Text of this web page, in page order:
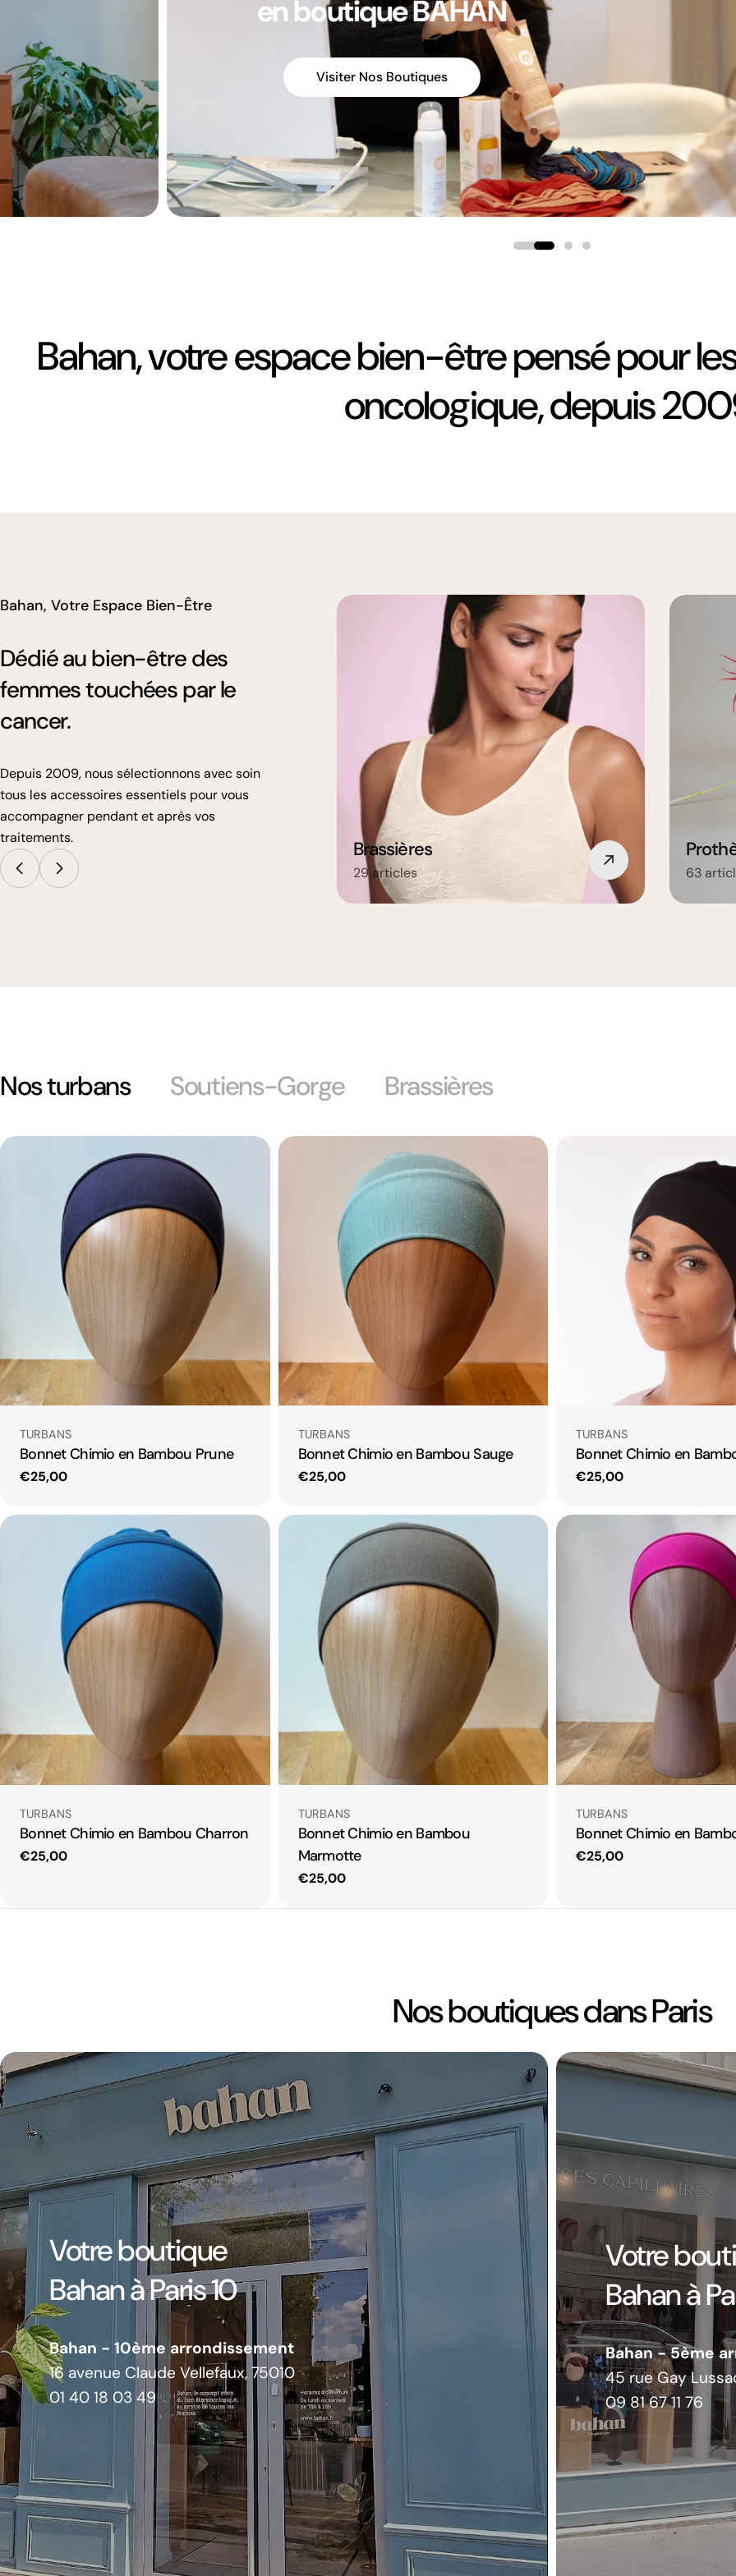
l’essentiel pour votre confort
Voir Les Produits
Bahan, votre espace bien-être pensé pour
oncologique, depuis
Bahan, Votre Espace Bien-Être
Dédié au bien-être des
femmes touchées par le
cancer.
Depuis 2009, nous sélectionnons avec soin
tous les accessoires essentiels pour vous
accompagner pendant et après vos
traitements.
Lingerie
160 articles
Brassières
29 articles 63
Nos turbans Soutiens-Gorge Brassières
Taper:
TURBANS
Bonnet Chimio en Bambou Prune
Prix
habituel
€25,00
Taper:
TURBANS
Bonnet Chimio en Bambou Sauge
Prix
habituel
€25,00
Taper:
TURBANS
Bonnet Chimio en
Prix
habituel
€25,00
Taper:
TURBANS
Bonnet Chimio en Bambou Charron
Prix
€25,00
Taper:
TURBANS
Bonnet Chimio en Bambou
Marmotte
Prix
€25,00
Taper:
TURBANS
Bonnet Chimio en
Prix
€25,00
Nos boutiques dans Paris
Votre boutique
Bahan à Paris 10
Bahan - 10ème arrondissement
16 avenue Claude Vellefaux, 75010
01 40 18 03 49
Votre
Bahan à
Bahan - 5ème
45 rue Gay
09 81 67 11 76